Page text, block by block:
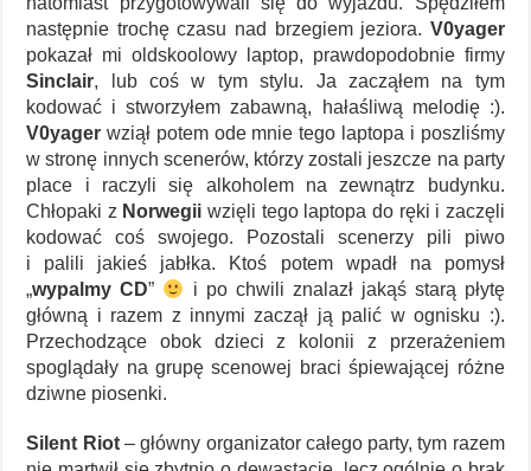
następnie trochę czasu nad brzegiem jeziora. V0yager
pokazał mi oldskoolowy laptop, prawdopodobnie firmy
Sinclair, lub coś w tym stylu. Ja zacząłem na tym
kodować i stworzyłem zabawną, hałaśliwą melodię :).
V0yager wziął potem ode mnie tego laptopa i poszliśmy
w stronę innych scenerów, którzy zostali jeszcze na party
place i raczyli się alkoholem na zewnątrz budynku.
Chłopaki z Norwegii wzięli tego laptopa do ręki i zaczęli
kodować coś swojego. Pozostali scenerzy pili piwo
i palili jakieś jabłka. Ktoś potem wpadł na pomysł
„wypalmy CD”
i po chwili znalazł jakąś starą płytę
główną i razem z innymi zaczął ją palić w ognisku :).
Przechodzące obok dzieci z kolonii z przerażeniem
spoglądały na grupę scenowej braci śpiewającej różne
dziwne piosenki.
Silent Riot– główny organizator całego party, tym razem